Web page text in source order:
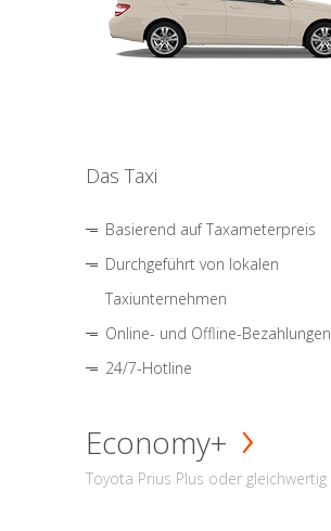
Das Taxi
Basierend auf Taxameterpreis
Durchgeführt von lokalen
Taxiunternehmen
Online- und Offline-Bezahlungen
24/7-Hotline
Economy+
Toyota Prius Plus oder gleichwertig